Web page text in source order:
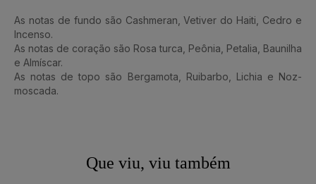
As notas de fundo são Cashmeran, Vetiver do Haiti, Cedro e
Incenso.
As notas de coração são Rosa turca, Peônia, Petalia, Baunilha
e Almíscar.
As notas de topo são Bergamota, Ruibarbo, Lichia e Noz-
moscada.
Que viu, viu também